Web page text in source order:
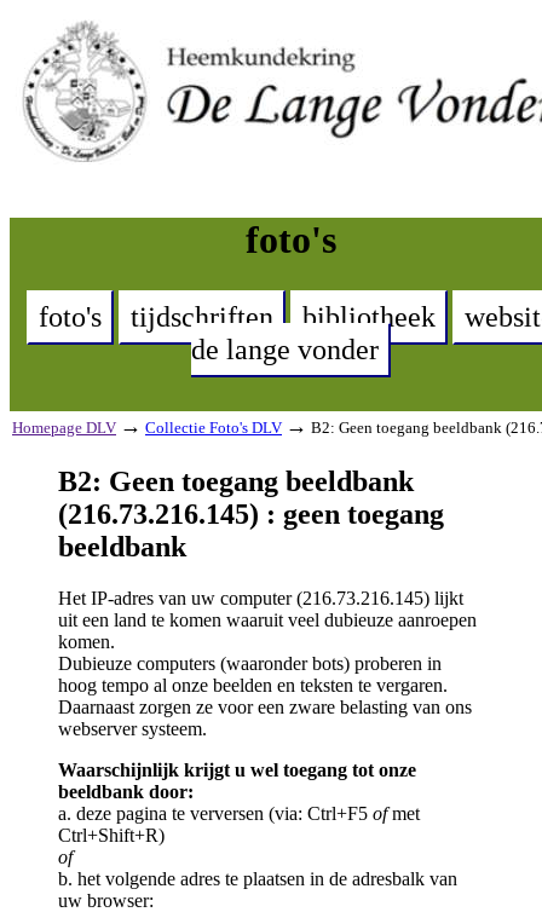
foto's
foto's tijdschriften bibliotheek
de lange vonder
Homepage DLV → Collectie Foto's DLV → B2: Geen toegang beeldbank
B2: Geen toegang beeldbank
(216.73.216.145) : geen toegang
beeldbank
Het IP-adres van uw computer (216.73.216.145) lijkt
uit een land te komen waaruit veel dubieuze aanroepen
komen.
Dubieuze computers (waaronder bots) proberen in
hoog tempo al onze beelden en teksten te vergaren.
Daarnaast zorgen ze voor een zware belasting van ons
webserver systeem.
Waarschijnlijk krijgt u wel toegang tot onze
beeldbank door:
a. deze pagina te verversen (via: Ctrl+F5 ofmet
Ctrl+Shift+R)
of
b. het volgende adres te plaatsen in de adresbalk van
uw browser: